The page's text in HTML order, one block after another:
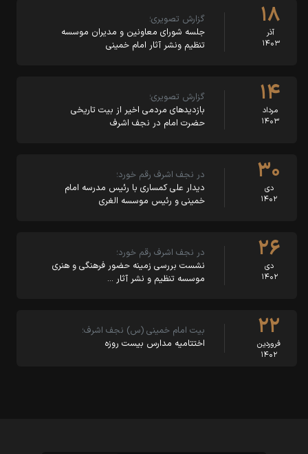
۱۸
آذر
۱۴۰۳
گزارش تصویری؛
جلسه شورای معاونین و مدیران موسسه
تنظیم ونشر آثار امام خمینی
۱۴
مرداد
۱۴۰۳
گزارش تصویری؛
بازدیدهای مردمی اخیر از بیت تاریخی
حضرت امام در نجف اشرف
۳۰
دی
۱۴۰۲
در نجف اشرف رقم خورد؛
دیدار علی کمساری با رئیس مدرسه امام
خمینی و رئیس موسسه الغری
۲۶
دی
۱۴۰۲
در نجف اشرف رقم خورد؛
نشست بررسی زمینه‌ حضور فرهنگی و هنری
موسسه تنظیم و نشر آثار …
۲۲
فروردین
۱۴۰۲
بیت امام خمینی (س) نجف اشرف؛
اختتامیه مدارس بیست روزه